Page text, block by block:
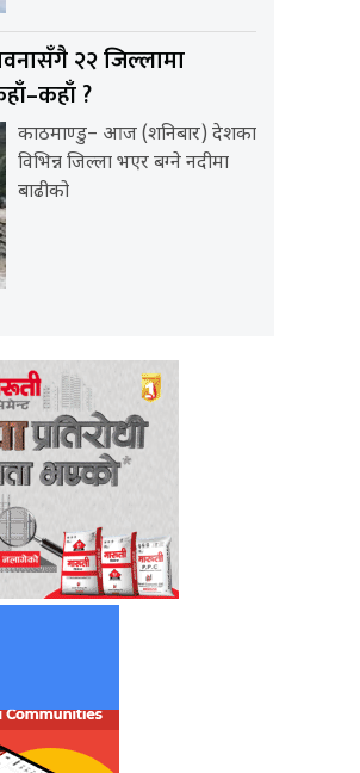
२२ जिल्लामा
?
काठमाण्डु– आज (शनिबार) देशका
विभिन्न जिल्ला भएर बग्ने नदीमा
बाढीको